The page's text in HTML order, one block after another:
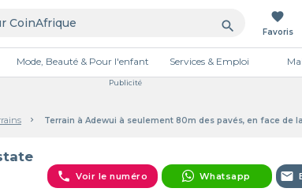
search
favorite
Favoris
Mode, Beauté & Pour l'enfant Services & Emploi
Publicité
Terrain à Adewui à seulement 80m des pavés, en face de
phone Voir le numéro Whatsapp email